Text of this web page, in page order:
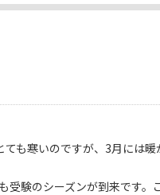
も寒いのですが、3月には
受験のシーズンが到来です